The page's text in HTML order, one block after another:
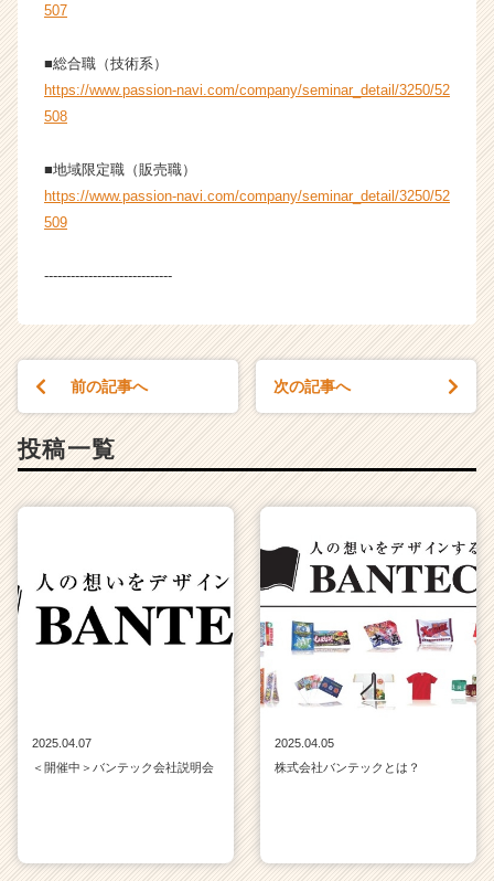
507
■総合職（技術系）
https://www.passion-navi.com/company/seminar_detail/3250/52
508
■地域限定職（販売職）
https://www.passion-navi.com/company/seminar_detail/3250/52
509
-----------------------------
前の記事へ 次の記事へ
投稿一覧
2025.04.07
＜開催中＞バンテック会社説明会
2025.04.05
株式会社バンテックとは？